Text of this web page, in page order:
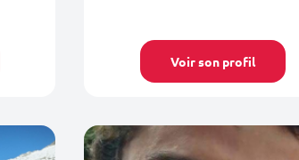
Voir son profil